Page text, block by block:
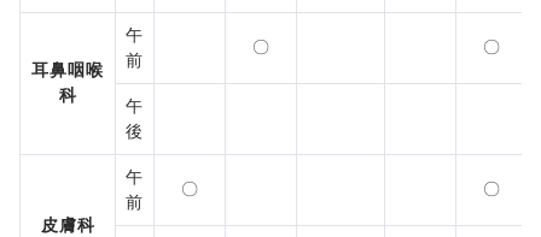
耳鼻咽喉
科
午
前
〇 〇
午
後
皮膚科
午
前
〇 〇